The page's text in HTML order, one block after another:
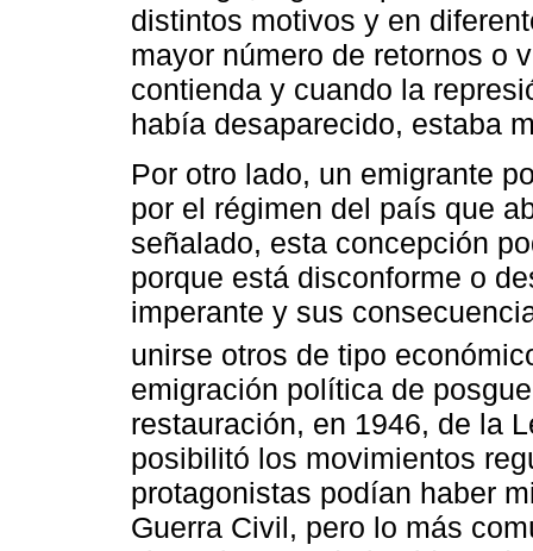
distintos motivos y en
mayor número de retornos o
contienda y cuando la
había desaparecido, estaba
Por otro lado, un emigrante
por el régimen del país que
señalado, esta concepción
porque está disconforme o
imperante y sus
unirse otros de tipo
emigración política de
restauración, en 1946, de la
posibilitó los movimientos
protagonistas podían haber
Guerra Civil, pero lo más